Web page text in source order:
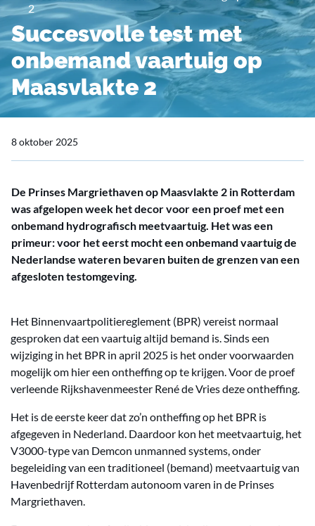
2
Succesvolle test met
onbemand vaartuig op
Maasvlakte 2
8 oktober 2025
De Prinses Margriethaven op Maasvlakte 2 in Rotterdam
was afgelopen week het decor voor een proef met een
onbemand hydrografisch meetvaartuig. Het was een
primeur: voor het eerst mocht een onbemand vaartuig de
Nederlandse wateren bevaren buiten de grenzen van een
afgesloten testomgeving.
Het Binnenvaartpolitiereglement (BPR) vereist normaal
gesproken dat een vaartuig altijd bemand is. Sinds een
wijziging in het BPR in april 2025 is het onder voorwaarden
mogelijk om hier een ontheffing op te krijgen. Voor de proef
verleende Rijkshavenmeester René de Vries deze ontheffing.
Het is de eerste keer dat zo’n ontheffing op het BPR is
afgegeven in Nederland. Daardoor kon het meetvaartuig, het
V3000-type van Demcon unmanned systems, onder
begeleiding van een traditioneel (bemand) meetvaartuig van
Havenbedrijf Rotterdam autonoom varen in de Prinses
Margriethaven.